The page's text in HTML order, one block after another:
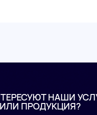
НАШИ
ИЛИ ПРОДУКЦИЯ?